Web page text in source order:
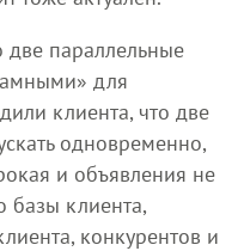
две параллельные
для
клиента, что две
одновременно,
и объявления не
базы клиента,
конкурентов и